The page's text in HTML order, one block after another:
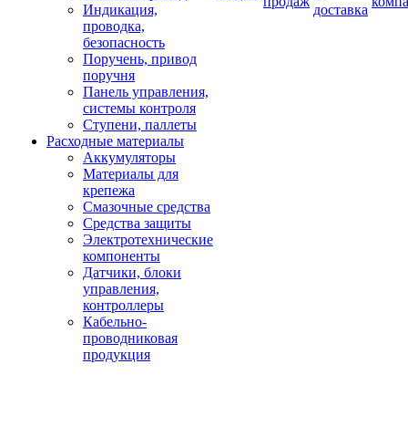
Индикация,
проводка,
безопасность
Поручень, привод
поручня
Панель управления,
системы контроля
Ступени, паллеты
Расходные материалы
Аккумуляторы
Материалы для
крепежа
Смазочные средства
Средства защиты
Электротехнические
компоненты
Датчики, блоки
управления,
контроллеры
Кабельно-
проводниковая
продукция
доставка